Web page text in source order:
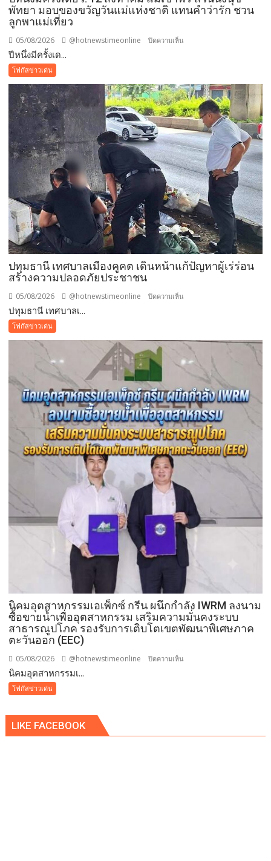
พัทยา มอบของขวัญวันแม่แห่งชาติ แทนคำว่ารัก ชวน
ลูกพาแม่เที่ยว
05/08/2026 @hotnewstimeonline ปิดความเห็น
ครั้ง
เดียว!
12
สิงหาคม
แม่
เข้า
ฟรี
สวน
นงนุช
พัทยา
มอบ
ของ
ขวัญ
วัน
ว่า
รัก
พา
แม่
เที่ยว
ปีหนึ่งมีครั้งเด...
โฟกัสข่าวเด่น
ปทุมธานี เทศบาลเมืองคูคต เดินหน้าแก้ปัญหาผู้เร่ร่อน
สร้างความปลอดภัยประชาชน
05/08/2026 @hotnewstimeonline ปิดความเห็น
คูคต
เดิน
แก้
ปัญหา
ผู้
เร่ร่อน
สร้าง
ความ
ปทุมธานี เทศบาลเ...
โฟกัสข่าวเด่น
นิคมอุตสาหกรรมเอเพ็กซ์ กรีน ผนึกกำลัง IWRM ลงนาม
ซื้อขายน้ำเพื่ออุตสาหกรรม เสริมความมั่นคงระบบ
สาธารณูปโภค รองรับการเติบโตเขตพัฒนาพิเศษภาค
ตะวันออก (EEC)
05/08/2026 @hotnewstimeonline ปิดความเห็น
ซ์
​นิคมอุตสาหกรรมเ...
โฟกัสข่าวเด่น
LIKE FACEBOOK